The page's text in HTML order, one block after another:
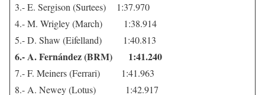
3.- E. Sergison (Surtees) 1:37.970
4.- M. Wrigley (March) 1:38.914
5.- D. Shaw (Eifelland) 1:40.813
6.- A. Fernández (BRM) 1:41.240
7.- F. Meiners (Ferrari) 1:41.963
8.- A. Newey (Lotus) 1:42.917